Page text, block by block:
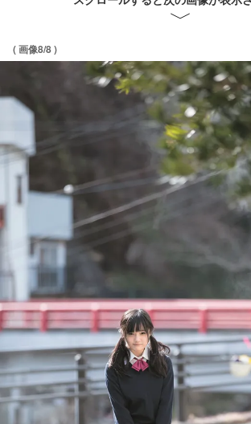
( 画像8/8 )